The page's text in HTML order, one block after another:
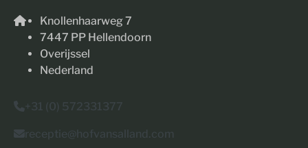
Knollenhaarweg 7
7447 PP Hellendoorn
Overijssel
Nederland
+31 (0) 572331377
receptie@hofvansalland.com